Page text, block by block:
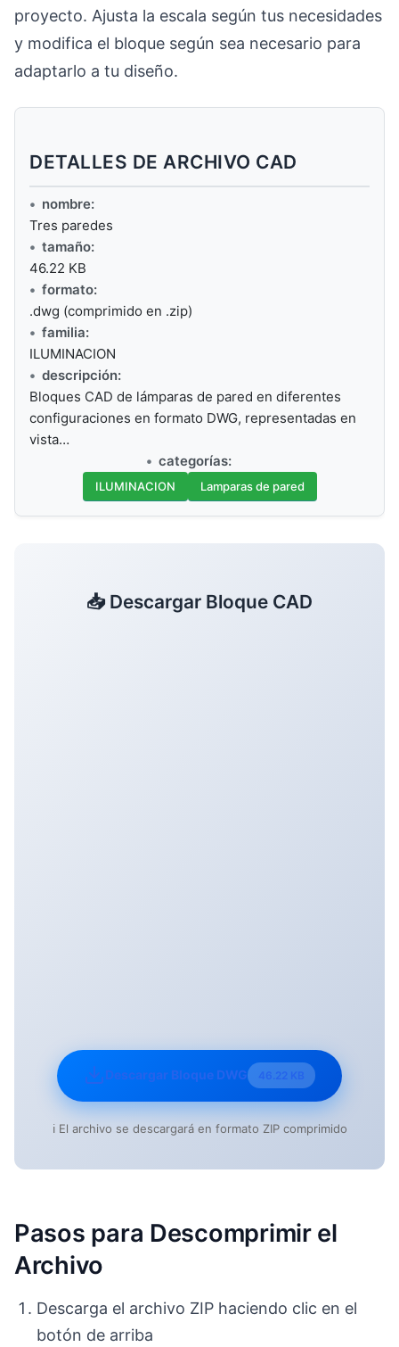
proyecto. Ajusta la escala según tus necesidades
y modifica el bloque según sea necesario para
adaptarlo a tu diseño.
DETALLES DE ARCHIVO CAD
nombre:
Tres paredes
tamaño:
46.22 KB
formato:
.dwg (comprimido en .zip)
familia:
ILUMINACION
descripción:
Bloques CAD de lámparas de pared en diferentes
configuraciones en formato DWG, representadas en
vista…
categorías:
ILUMINACION Lamparas de pared
📥 Descargar Bloque CAD
Descargar Bloque DWG 46.22 KB
ℹ️ El archivo se descargará en formato ZIP comprimido
Pasos para Descomprimir el
Archivo
Descarga el archivo ZIP haciendo clic en el
botón de arriba